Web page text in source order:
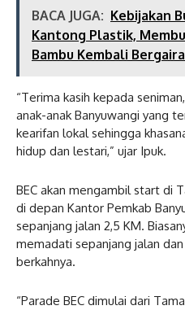
BACA JUGA: Kebijakan
Kantong Plastik,
Bambu Kembali
“Terima kasih kepada
anak-anak Banyuwangi yang
kearifan lokal sehingga
hidup dan lestari,” ujar Ipuk.
BEC akan mengambil start di
di depan Kantor Pemkab
sepanjang jalan 2,5 KM.
memadati sepanjang jalan
berkahnya.
“Parade BEC dimulai dari